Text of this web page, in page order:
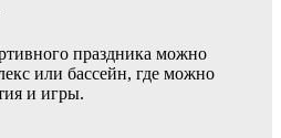
праздника можно
или бассейн, где можно
и игры.